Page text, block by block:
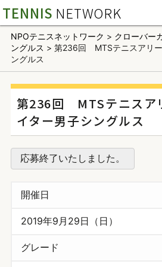
TENNIS NETWORK
NPOテニスネットワーク > クローバー
ングルス > 第236回 MTSテニスアリ
ングルス
第236回 MTSテニス
イター男子シングルス
応募終了いたしました。
開催日
2019年9月29日（日）
グレード